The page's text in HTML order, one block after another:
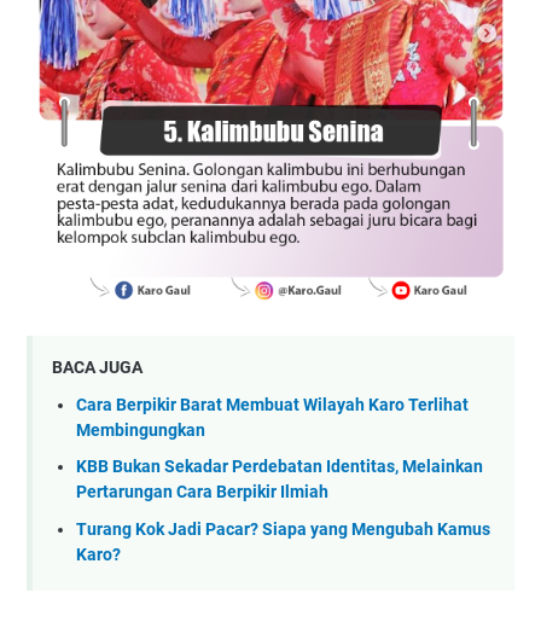
BACA JUGA
Cara Berpikir Barat Membuat Wilayah Karo Terlihat
Membingungkan
KBB Bukan Sekadar Perdebatan Identitas, Melainkan
Pertarungan Cara Berpikir Ilmiah
Turang Kok Jadi Pacar? Siapa yang Mengubah Kamus
Karo?